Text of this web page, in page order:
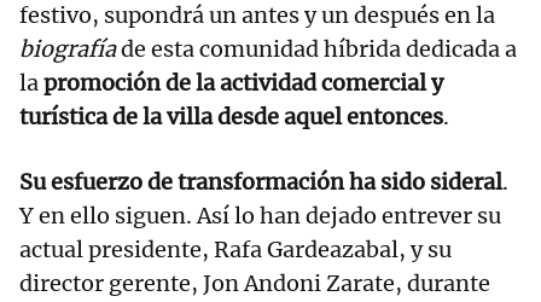
festivo, supondrá un antes y un después en la
biografíade esta comunidad híbrida dedicada a
lapromoción de la actividad comercial y
turística de la villa desde aquel entonces.
Su esfuerzo de transformación ha sido sideral.
Y en ello siguen. Así lo han dejado entrever su
actual presidente, Rafa Gardeazabal, y su
director gerente, Jon Andoni Zarate, durante